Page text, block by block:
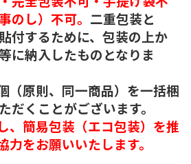
のし）不可。 二重包装と
付するために、包装の上か
に納入したものとなりま
（原則、同一商品）を一括梱
だくことがございます。
、簡易包装（エコ包装）を推
力をお願いいたします。